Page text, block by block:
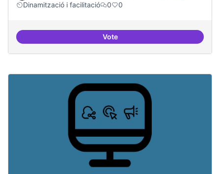
Dinamització i facilitació
0 0
VoteSuport a projectes digitals i